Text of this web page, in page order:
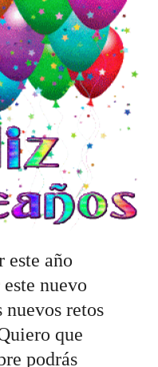
este año
nuevo
retos
que
podrás